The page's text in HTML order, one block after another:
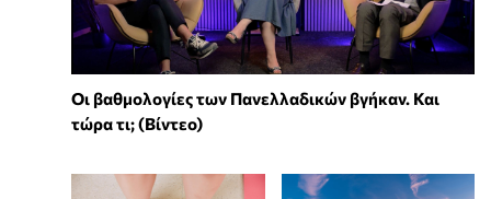
Οι βαθμολογίες των Πανελλαδικών βγήκαν. Και
τώρα τι; (Βίντεο)